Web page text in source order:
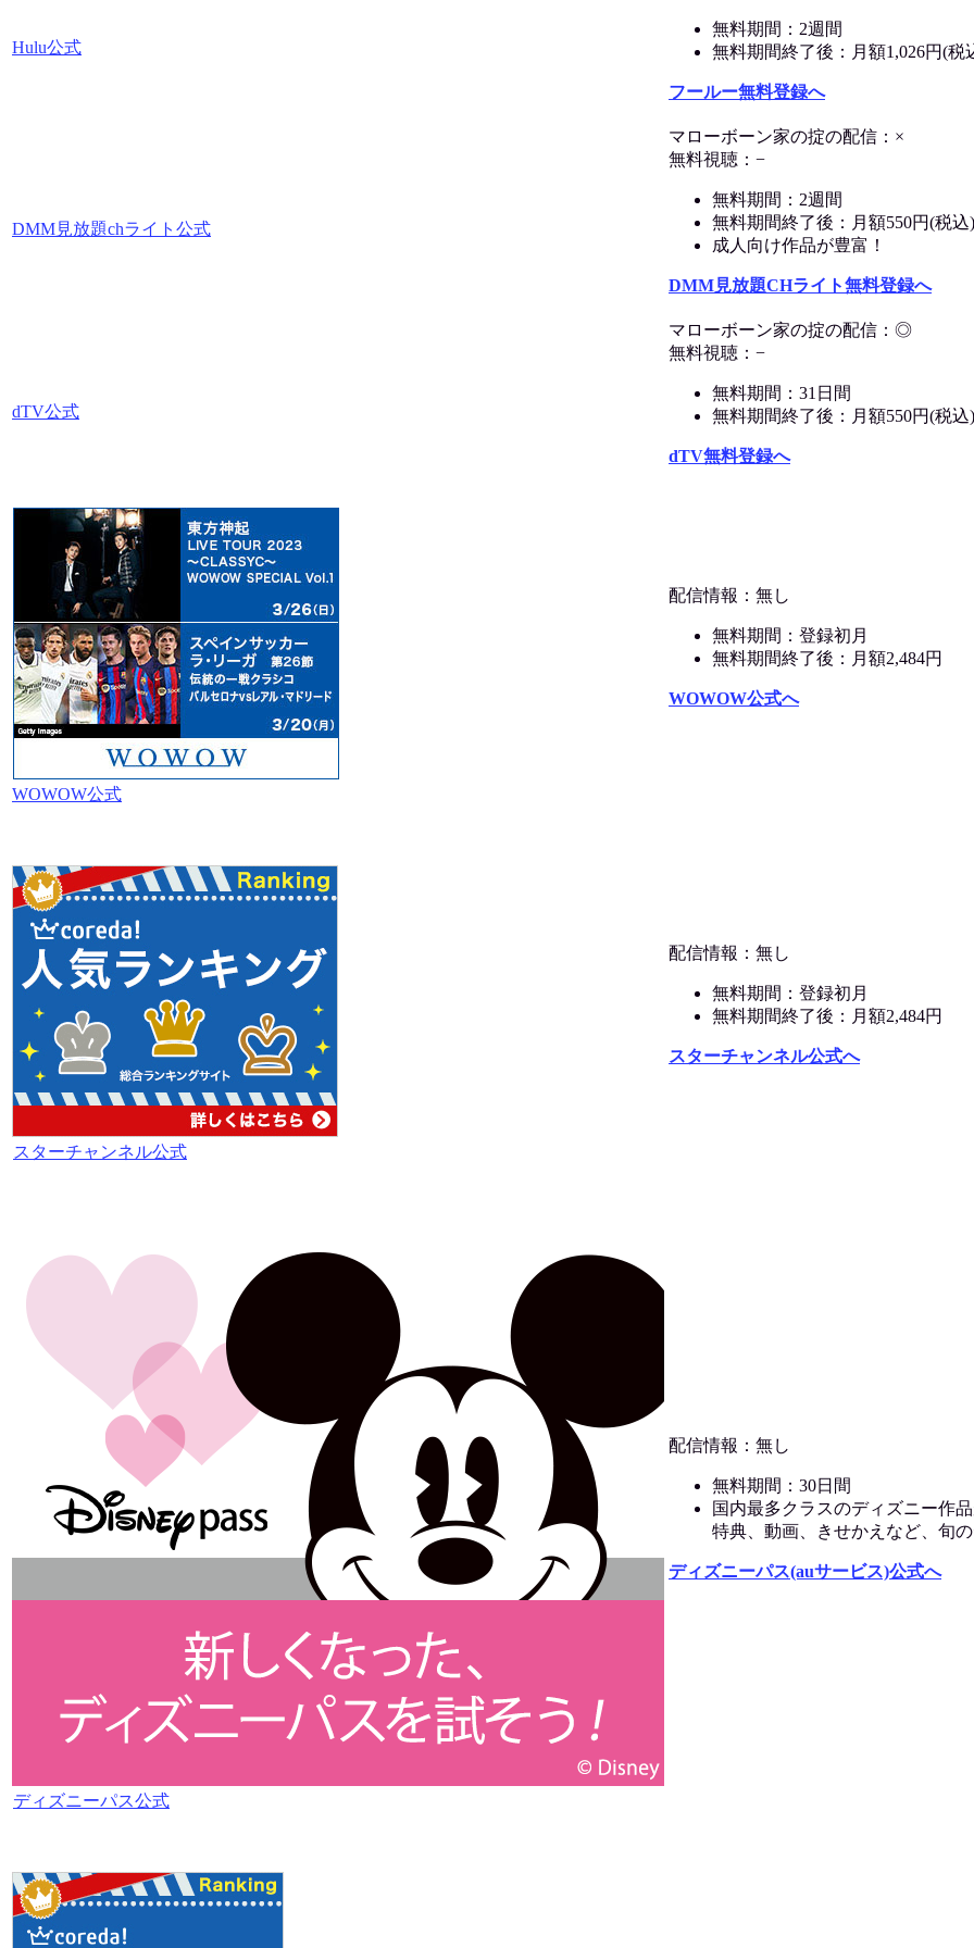
Hulu公式
無料期間：2週間
無料期間終了後：月額1,026円(税
フールー無料登録へ
DMM見放題chライト公式
マローボーン家の掟の配信：×
無料視聴：−
無料期間：2週間
無料期間終了後：月額550円(税込)
成人向け作品が豊富！
DMM見放題CHライト無料登録へ
dTV公式
マローボーン家の掟の配信：◎
無料視聴：−
無料期間：31日間
無料期間終了後：月額550円(税込)
dTV無料登録へ
WOWOW公式
配信情報：無し
無料期間：登録初月
無料期間終了後：月額2,484円
WOWOW公式へ
スターチャンネル公式
配信情報：無し
無料期間：登録初月
無料期間終了後：月額2,484円
スターチャンネル公式へ
ディズニーパス公式
配信情報：無し
無料期間：30日間
国内最多クラスのディズニー作
特典、動画、きせかえなど、旬
ディズニーパス(auサービス)公式へ